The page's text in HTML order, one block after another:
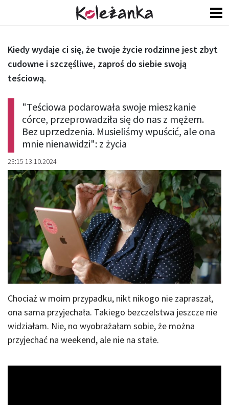
"Teściowa podarowała swoje mieszkanie
córce, przeprowadziła się do nas z mężem.
Bez uprzedzenia. Musieliśmy wpuścić, ale ona
mnie nienawidzi": z życia
23:15 13.10.2024
Kiedy wydaje ci się, że twoje życie rodzinne jest zbyt
cudowne i szczęśliwe, zaproś do siebie swoją
teściową.
Chociaż w moim przypadku, nikt nikogo nie zapraszał,
ona sama przyjechała. Takiego bezczelstwa jeszcze nie
widziałam. Nie, no wyobrażałam sobie, że można
przyjechać na weekend, ale nie na stałe.